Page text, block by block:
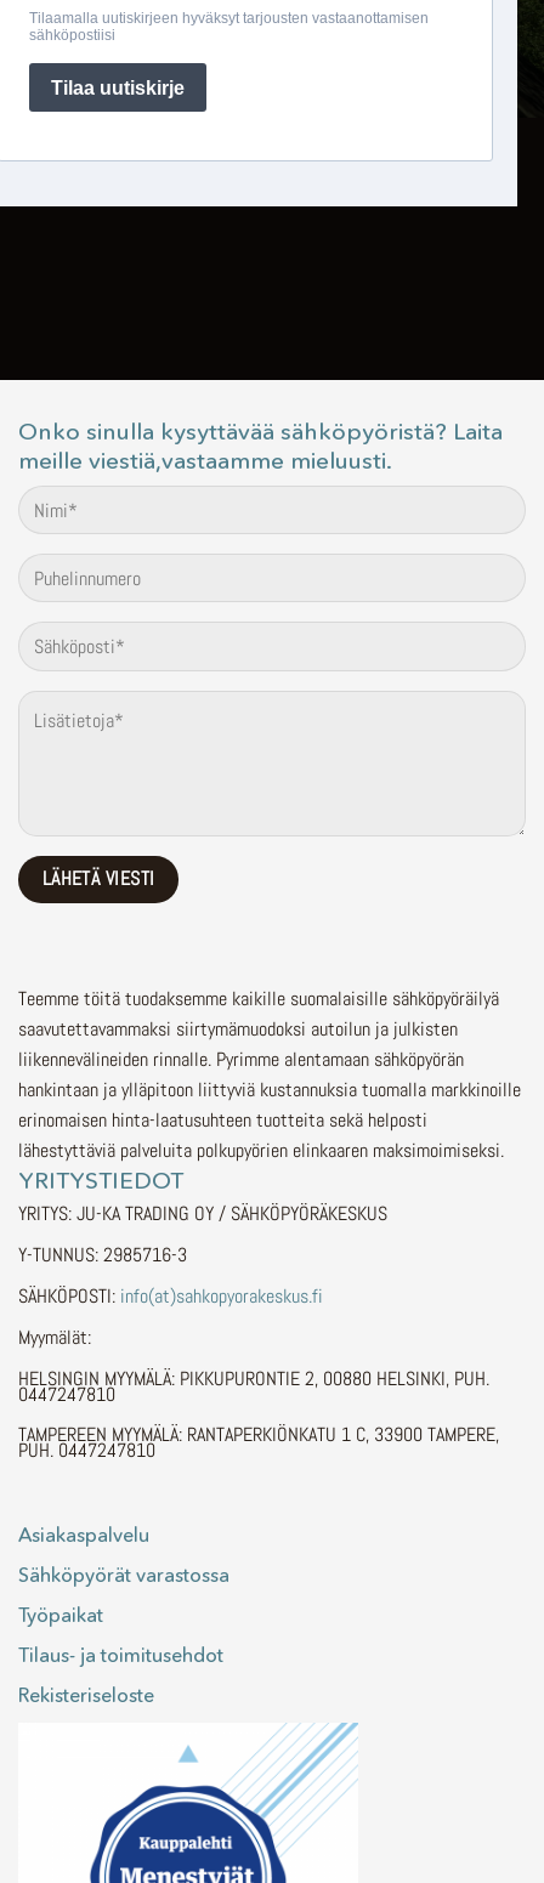
Onko sinulla kysyttävää sähköpyöristä? Laita
meille viestiä,vastaamme mieluusti.
Teemme töitä tuodaksemme kaikille suomalaisille sähköpyöräilyä
saavutettavammaksi siirtymämuodoksi autoilun ja julkisten
liikennevälineiden rinnalle. Pyrimme alentamaan sähköpyörän
hankintaan ja ylläpitoon liittyviä kustannuksia tuomalla markkinoille
erinomaisen hinta-laatusuhteen tuotteita sekä helposti
lähestyttäviä palveluita polkupyörien elinkaaren maksimoimiseksi.
YRITYSTIEDOT
YRITYS: JU-KA TRADING OY / SÄHKÖPYÖRÄKESKUS
Y-TUNNUS: 2985716-3
SÄHKÖPOSTI: info(at)sahkopyorakeskus.fi
Myymälät:
HELSINGIN MYYMÄLÄ: PIKKUPURONTIE 2, 00880 HELSINKI, PUH.
0447247810
TAMPEREEN MYYMÄLÄ: RANTAPERKIÖNKATU 1 C, 33900 TAMPERE,
PUH. 0447247810
Asiakaspalvelu
Sähköpyörät varastossa
Työpaikat
Tilaus- ja toimitusehdot
Rekisteriseloste